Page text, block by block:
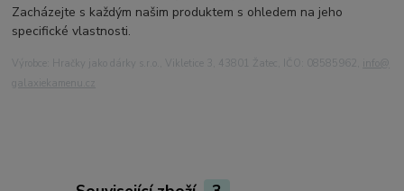
Zacházejte s každým našim produktem s ohledem na jeho
specifické vlastnosti.
Výrobce: Hračky jako dárky s.r.o., Vikletice 3, 43801 Žatec, IČO: 08585962,
info@
galaxiekamenu.cz